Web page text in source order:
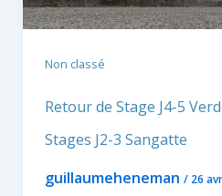
Non classé
Retour de Stage J4-5
Stages J2-3 Sangatte
guillaumeheneman / 26